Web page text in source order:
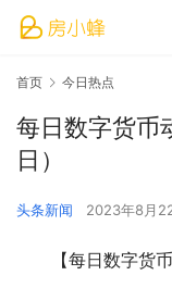
首页 今日热点
每日数字货
日）
头条新闻 2023年8月
【每日数字货